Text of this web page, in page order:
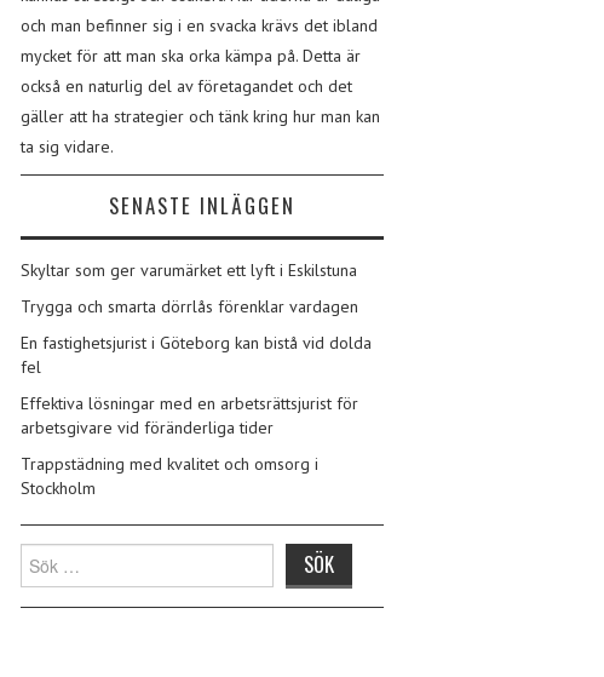
och man befinner sig i en svacka krävs det ibland
mycket för att man ska orka kämpa på. Detta är
också en naturlig del av företagandet och det
gäller att ha strategier och tänk kring hur man kan
ta sig vidare.
SENASTE INLÄGGEN
Skyltar som ger varumärket ett lyft i Eskilstuna
Trygga och smarta dörrlås förenklar vardagen
En fastighetsjurist i Göteborg kan bistå vid dolda
fel
Effektiva lösningar med en arbetsrättsjurist för
arbetsgivare vid föränderliga tider
Trappstädning med kvalitet och omsorg i
Stockholm
Sök
efter: